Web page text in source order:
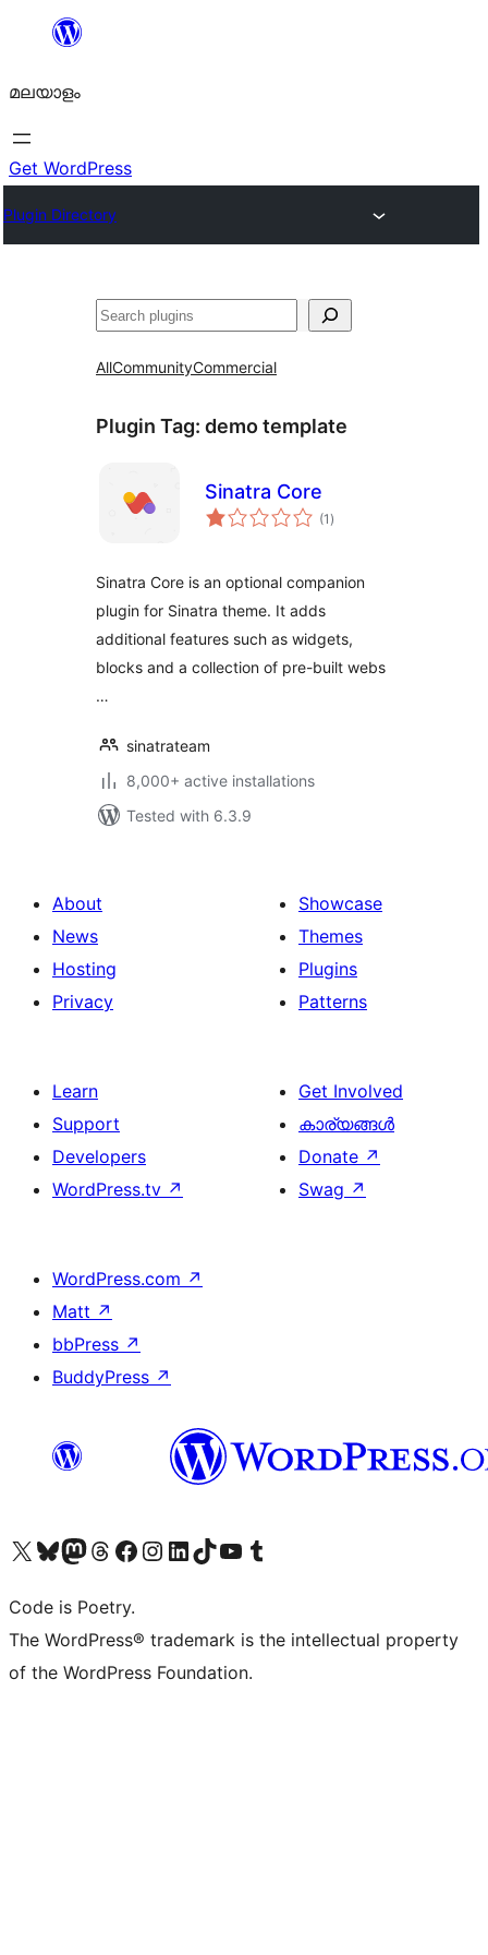
ഉള്ളടക്കത്തിലേക്ക്
മലയാളം
Get WordPress
Plugin Directory
തിരയുക
AllCommunityCommercial
Plugin Tag: demo template
Sinatra Core
(1 total
ratings
)
Sinatra Core is an optional companion
plugin for Sinatra theme. It adds
additional features such as widgets,
blocks and a collection of pre-built webs
…
sinatrateam
8,000+ active installations
Tested with 6.3.9
About
News
Hosting
Privacy
Showcase
Themes
Plugins
Patterns
Learn
Support
Developers
WordPress.tv ↗
Get Involved
കാര്യങ്ങള്‍
Donate ↗
Swag ↗
WordPress.com ↗
Matt ↗
bbPress ↗
BuddyPress ↗
Visit our X (formerly Twitter) account
ഞങ്ങളുടെ ബ്ലൂസ്കൈ അക്കൗണ്ട് സന്ദർശിക്കുക
Visit our Mastodon account
ഞങ്ങളുടെ ത്രെഡ്സ് അക്കൗണ്ട് സന്ദർശിക്കുക
Visit our Facebook page
Visit our Instagram account
Visit our LinkedIn account
ഞങ്ങളുടെ ടിക് ടോക് അക്കൗണ്ട് സന്ദർശിക്കുക
Visit our YouTube channel
ഞങ്ങളുടെ ടംബ്ലർ അക്കൗണ്ട് സന്ദർശിക്കുക
Code is Poetry.
The WordPress® trademark is the intellectual property
of the WordPress Foundation.